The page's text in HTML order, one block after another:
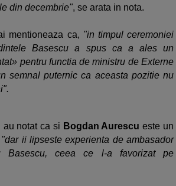
din decembrie", se arata in nota.
mentioneaza ca, "in timpul ceremoniei
Basescu a spus ca a ales un
pentru functia de ministru de Externe
semnal puternic ca aceasta pozitie nu
au notat ca si Bogdan Aurescu este un
"dar ii lipseste experienta de ambasador
Basescu, ceea ce l-a favorizat pe